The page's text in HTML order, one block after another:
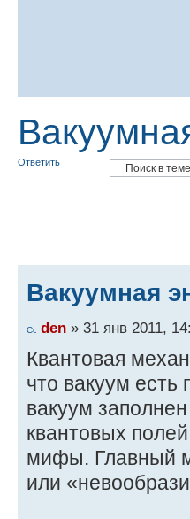
Ответить
Вакуумная
den » 31 янв 2011,
Квантовая
что вакуум есть
вакуум
квантовых
мифы. Главный
или